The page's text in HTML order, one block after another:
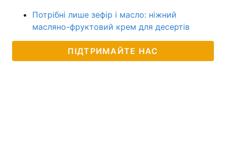
Потрібні лише зефір і масло: ніжний
масляно-фруктовий крем для десертів
ПІДТРИМАЙТЕ НАС